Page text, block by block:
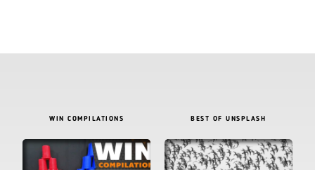
WIN COMPILATIONS BEST OF UNSPLASH